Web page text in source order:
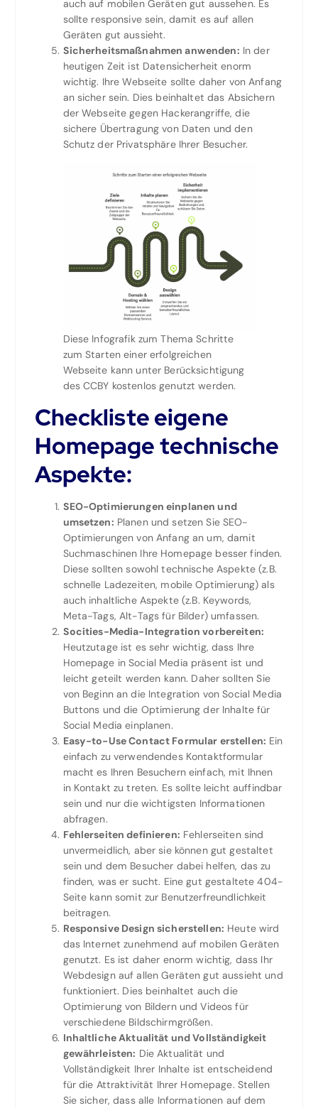
auch auf mobilen Geräten gut aussehen. Es
sollte responsive sein, damit es auf allen
Geräten gut aussieht.
Sicherheitsmaßnahmen anwenden: In der
heutigen Zeit ist Datensicherheit enorm
wichtig. Ihre Webseite sollte daher von Anfang
an sicher sein. Dies beinhaltet das Absichern
der Webseite gegen Hackerangriffe, die
sichere Übertragung von Daten und den
Schutz der Privatsphäre Ihrer Besucher.
Diese Infografik zum Thema Schritte
zum Starten einer erfolgreichen
Webseite kann unter Berücksichtigung
des CCBY kostenlos genutzt werden.
Checkliste eigene
Homepage technische
Aspekte:
SEO-Optimierungen einplanen und
umsetzen: Planen und setzen Sie SEO-
Optimierungen von Anfang an um, damit
Suchmaschinen Ihre Homepage besser finden.
Diese sollten sowohl technische Aspekte (z.B.
schnelle Ladezeiten, mobile Optimierung) als
auch inhaltliche Aspekte (z.B. Keywords,
Meta-Tags, Alt-Tags für Bilder) umfassen.
Socities-Media-Integration vorbereiten:
Heutzutage ist es sehr wichtig, dass Ihre
Homepage in Social Media präsent ist und
leicht geteilt werden kann. Daher sollten Sie
von Beginn an die Integration von Social Media
Buttons und die Optimierung der Inhalte für
Social Media einplanen.
Easy-to-Use Contact Formular erstellen: Ein
einfach zu verwendendes Kontaktformular
macht es Ihren Besuchern einfach, mit Ihnen
in Kontakt zu treten. Es sollte leicht auffindbar
sein und nur die wichtigsten Informationen
abfragen.
Fehlerseiten definieren: Fehlerseiten sind
unvermeidlich, aber sie können gut gestaltet
sein und dem Besucher dabei helfen, das zu
finden, was er sucht. Eine gut gestaltete 404-
Seite kann somit zur Benutzerfreundlichkeit
beitragen.
Responsive Design sicherstellen: Heute wird
das Internet zunehmend auf mobilen Geräten
genutzt. Es ist daher enorm wichtig, dass Ihr
Webdesign auf allen Geräten gut aussieht und
funktioniert. Dies beinhaltet auch die
Optimierung von Bildern und Videos für
verschiedene Bildschirmgrößen.
Inhaltliche Aktualität und Vollständigkeit
gewährleisten: Die Aktualität und
Vollständigkeit Ihrer Inhalte ist entscheidend
für die Attraktivität Ihrer Homepage. Stellen
Sie sicher, dass alle Informationen auf dem